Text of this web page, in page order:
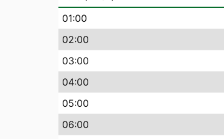
01:00
02:00
03:00
04:00
05:00
06:00